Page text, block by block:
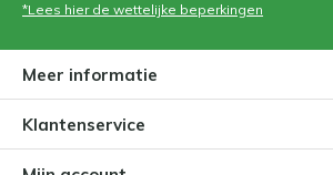
*Lees hier de wettelijke beperkingen
Meer informatie
Klantenservice